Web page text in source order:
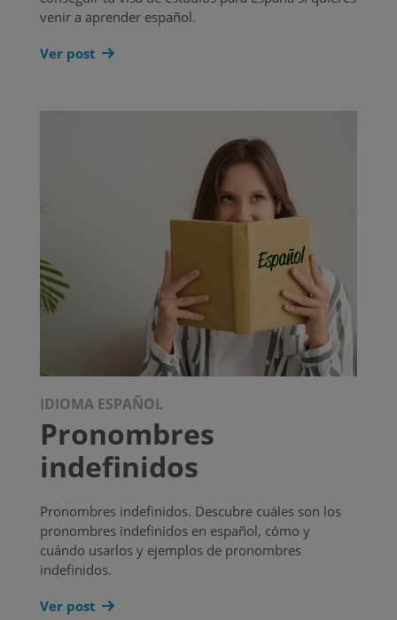
venir a aprender español.
Ver post
IDIOMA ESPAÑOL
Pronombres
indefinidos
Pronombres indefinidos. Descubre cuáles son los
pronombres indefinidos en español, cómo y
cuándo usarlos y ejemplos de pronombres
indefinidos.
Ver post